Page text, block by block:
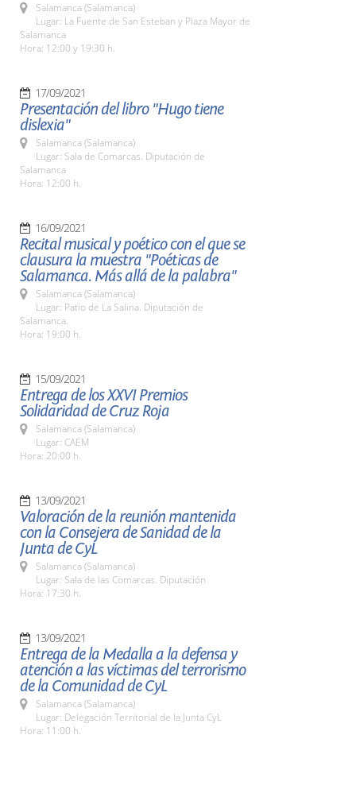
Salamanca (Salamanca)
Lugar: La Fuente de San Esteban y Plaza Mayor de
Salamanca
Hora: 12:00 y 19:30 h.
17/09/2021
Presentación del libro "Hugo tiene
dislexia"
Salamanca (Salamanca)
Lugar: Sala de Comarcas. Diputación de
Salamanca
Hora: 12:00 h.
16/09/2021
Recital musical y poético con el que se
clausura la muestra "Poéticas de
Salamanca. Más allá de la palabra"
Salamanca (Salamanca)
Lugar: Patio de La Salina. Diputación de
Salamanca.
Hora: 19:00 h.
15/09/2021
Entrega de los XXVI Premios
Solidaridad de Cruz Roja
Salamanca (Salamanca)
Lugar: CAEM
Hora: 20:00 h.
13/09/2021
Valoración de la reunión mantenida
con la Consejera de Sanidad de la
Junta de CyL
Salamanca (Salamanca)
Lugar: Sala de las Comarcas. Diputación
Hora: 17:30 h.
13/09/2021
Entrega de la Medalla a la defensa y
atención a las víctimas del terrorismo
de la Comunidad de CyL
Salamanca (Salamanca)
Lugar: Delegación Territorial de la Junta CyL
Hora: 11:00 h.